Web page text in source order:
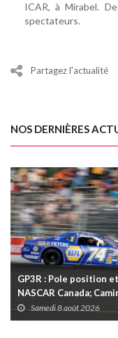
ICAR, à Mirabel.
spectateurs.
Partagez l'actualité
NOS DERNIÈRES
GP3R : Pole position
NASCAR Canada;
Samedi 8 août 2026